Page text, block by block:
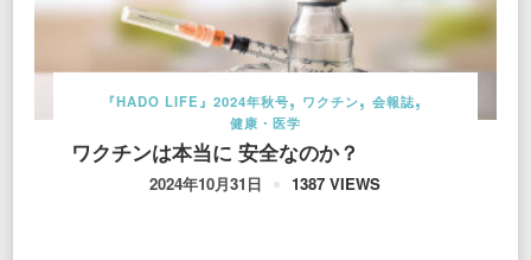
『HADO LIFE』2024年秋号 ワクチン
会報誌
健康・医学
ワクチンは本当に 安全なのか？
2024年10月31日 1387 VIEWS